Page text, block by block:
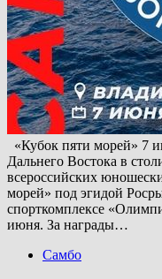
«Кубок пяти морей» 7
Дальнего Востока в
всероссийских
морей» под эгидой
спорткомплексе
июня. За награды…
Самбо